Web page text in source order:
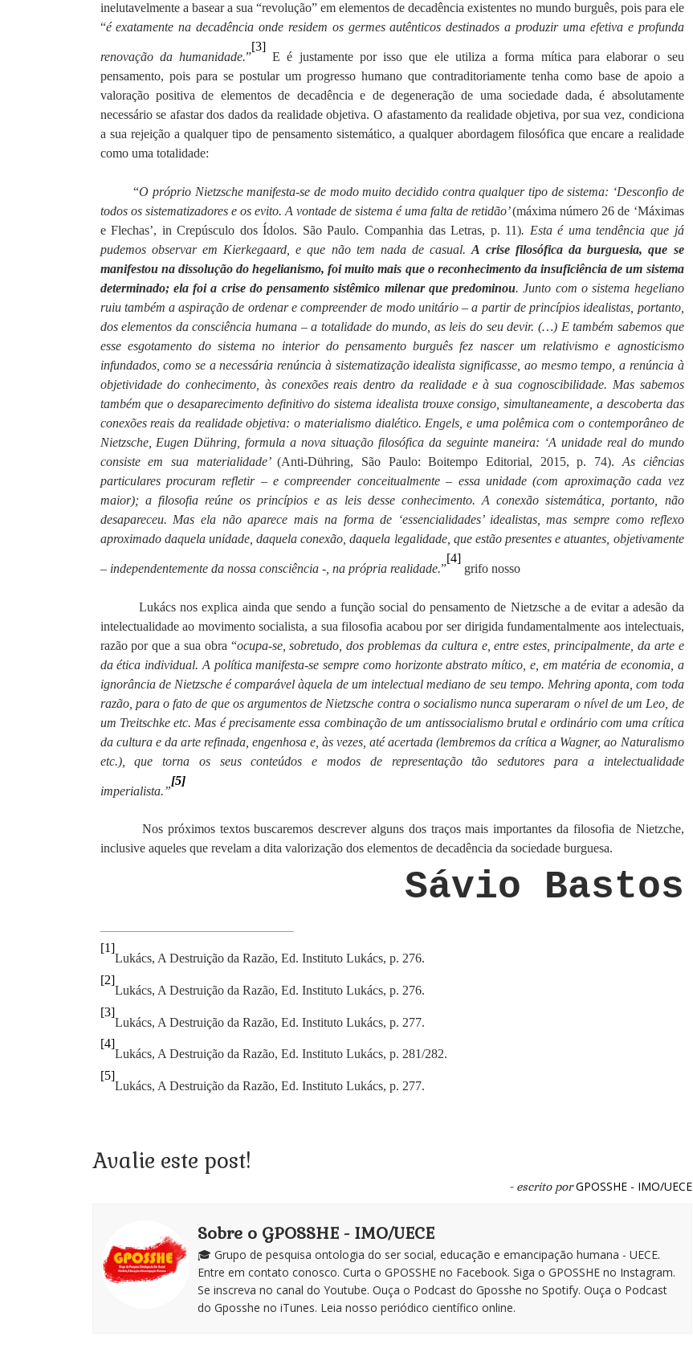
inelutavelmente a basear a sua “revolução” em elementos de decadência existentes no mundo burguês, pois para ele
“é exatamente na decadência onde residem os germes autênticos destinados a produzir uma efetiva e profunda
renovação da humanidade.”
[3]
E é justamente por isso que ele utiliza a forma mítica para elaborar o seu
pensamento, pois para se postular um progresso humano que contraditoriamente tenha como base de apoio a
valoração positiva de elementos de decadência e de degeneração de uma sociedade dada, é absolutamente
necessário se afastar dos dados da realidade objetiva. O afastamento da realidade objetiva, por sua vez, condiciona
a sua rejeição a qualquer tipo de pensamento sistemático, a qualquer abordagem filosófica que encare a realidade
como uma totalidade:
“O próprio Nietzsche manifesta-se de modo muito decidido contra qualquer tipo de sistema: ‘Desconfio de
todos os sistematizadores e os evito. A vontade de sistema é uma falta de retidão’(máxima número 26 de ‘Máximas
e Flechas’, in Crepúsculo dos Ídolos. São Paulo. Companhia das Letras, p. 11). Esta é uma tendência que já
pudemos observar em Kierkegaard, e que não tem nada de casual.A crise filosófica da burguesia, que se
manifestou na dissolução do hegelianismo, foi muito mais que o reconhecimento da insuficiência de um sistema
determinado; ela foi a crise do pensamento sistêmico milenar que predominou. Junto com o sistema hegeliano
ruiu também a aspiração de ordenar e compreender de modo unitário – a partir de princípios idealistas, portanto,
dos elementos da consciência humana – a totalidade do mundo, as leis do seu devir. (…) E também sabemos que
esse esgotamento do sistema no interior do pensamento burguês fez nascer um relativismo e agnosticismo
infundados, como se a necessária renúncia à sistematização idealista significasse, ao mesmo tempo, a renúncia à
objetividade do conhecimento, às conexões reais dentro da realidade e à sua cognoscibilidade. Mas sabemos
também que o desaparecimento definitivo do sistema idealista trouxe consigo, simultaneamente, a descoberta das
conexões reais da realidade objetiva: o materialismo dialético. Engels, e uma polêmica com o contemporâneo de
Nietzsche, Eugen Dühring, formula a nova situação filosófica da seguinte maneira: ‘A unidade real do mundo
consiste em sua materialidade’(Anti-Dühring, São Paulo: Boitempo Editorial, 2015, p. 74). As ciências
particulares procuram refletir – e compreender conceitualmente – essa unidade (com aproximação cada vez
maior); a filosofia reúne os princípios e as leis desse conhecimento. A conexão sistemática, portanto, não
desapareceu. Mas ela não aparece mais na forma de ‘essencialidades’ idealistas, mas sempre como reflexo
aproximado daquela unidade, daquela conexão, daquela legalidade, que estão presentes e atuantes, objetivamente
– independentemente da nossa consciência -, na própria realidade.”
[4]
grifo nosso
Lukács nos explica ainda que sendo a função social do pensamento de Nietzsche a de evitar a adesão da
intelectualidade ao movimento socialista, a sua filosofia acabou por ser dirigida fundamentalmente aos intelectuais,
razão por que a sua obra “ocupa-se, sobretudo, dos problemas da cultura e, entre estes, principalmente, da arte e
da ética individual. A política manifesta-se sempre como horizonte abstrato mítico, e, em matéria de economia, a
ignorância de Nietzsche é comparável àquela de um intelectual mediano de seu tempo. Mehring aponta, com toda
razão, para o fato de que os argumentos de Nietzsche contra o socialismo nunca superaram o nível de um Leo, de
um Treitschke etc. Mas é precisamente essa combinação de um antissocialismo brutal e ordinário com uma crítica
da cultura e da arte refinada, engenhosa e, às vezes, até acertada (lembremos da crítica a Wagner, ao Naturalismo
etc.), que torna os seus conteúdos e modos de representação tão sedutores para a intelectualidade
imperialista.”
[5]
Nos próximos textos buscaremos descrever alguns dos traços mais importantes da filosofia de Nietzche,
inclusive aqueles que revelam a dita valorização dos elementos de decadência da sociedade burguesa.
Sávio Bastos
[1]
Lukács, A Destruição da Razão, Ed. Instituto Lukács, p. 276.
[2]
Lukács, A Destruição da Razão, Ed. Instituto Lukács, p. 276.
[3]
Lukács, A Destruição da Razão, Ed. Instituto Lukács, p. 277.
[4]
Lukács, A Destruição da Razão, Ed. Instituto Lukács, p. 281/282.
[5]
Lukács, A Destruição da Razão, Ed. Instituto Lukács, p. 277.
Avalie este post!
- escrito por GPOSSHE - IMO/UECE
Sobre o GPOSSHE - IMO/UECE
🎓 Grupo de pesquisa ontologia do ser social, educação e emancipação humana - UECE.
Entre em contato conosco. Curta o GPOSSHE no Facebook. Siga o GPOSSHE no Instagram.
Se inscreva no canal do Youtube. Ouça o Podcast do Gposshe no Spotify. Ouça o Podcast
do Gposshe no iTunes. Leia nosso periódico científico online.